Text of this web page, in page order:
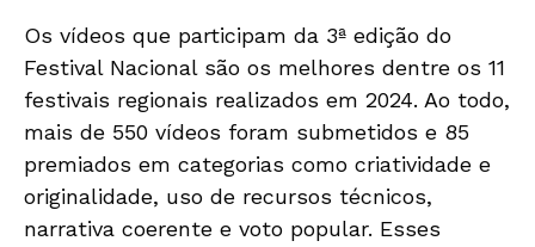
Os vídeos que participam da 3ª edição do
Festival Nacional são os melhores dentre os 11
festivais regionais realizados em 2024. Ao todo,
mais de 550 vídeos foram submetidos e 85
premiados em categorias como criatividade e
originalidade, uso de recursos técnicos,
narrativa coerente e voto popular. Esses